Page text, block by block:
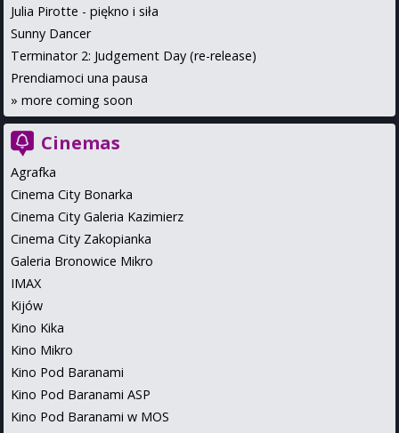
Julia Pirotte - piękno i siła
Sunny Dancer
Terminator 2: Judgement Day (re-release)
Prendiamoci una pausa
» more coming soon
Cinemas
Agrafka
Cinema City Bonarka
Cinema City Galeria Kazimierz
Cinema City Zakopianka
Galeria Bronowice Mikro
IMAX
Kijów
Kino Kika
Kino Mikro
Kino Pod Baranami
Kino Pod Baranami ASP
Kino Pod Baranami w MOS